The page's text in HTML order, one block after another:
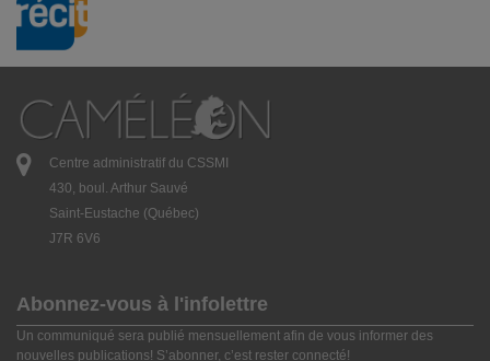
Centre administratif du CSSMI
430, boul. Arthur Sauvé
Saint-Eustache (Québec)
J7R 6V6
Abonnez-vous à l'infolettre
Un communiqué sera publié mensuellement afin de vous informer des
nouvelles publications! S’abonner, c’est rester connecté!